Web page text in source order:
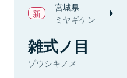
宮城県
ミヤギケン
雑式ノ目
ゾウシキノメ